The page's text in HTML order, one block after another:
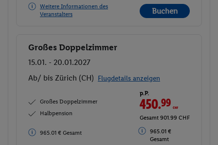
Weitere Informationen des
Veranstalters
Buchen
Buchen
Großes Doppelzimmer
15.01. - 20.01.2027
Ab/ bis Zürich (CH) Flugdetails anzeigen
Großes Doppelzimmer
Halbpension
965.01 € Gesamt
p.P.
450.99CHF
Gesamt 901.99 CHF
965.01 €
Gesamt